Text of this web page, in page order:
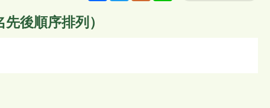
後順序排列）